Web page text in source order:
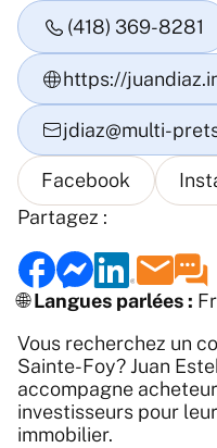
🌐 Langues parlées :
Vous recherchez un
Sainte-Foy? Juan
accompagne
investisseurs pour
immobilier.
Partagez :